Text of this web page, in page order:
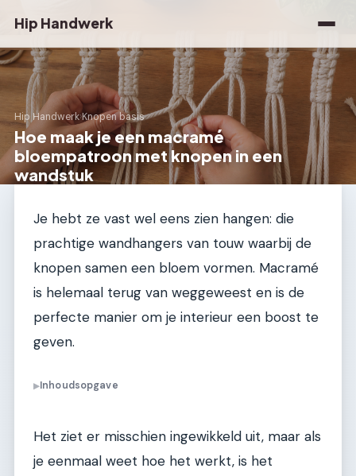
Hip Handwerk
Hip Handwerk›Knopen basis
Hoe maak je een macramé
bloempatroon met knopen in een
wandstuk
Je hebt ze vast wel eens zien hangen: die
prachtige wandhangers van touw waarbij de
knopen samen een bloem vormen. Macramé
is helemaal terug van weggeweest en is de
perfecte manier om je interieur een boost te
geven.
▶Inhoudsopgave
Het ziet er misschien ingewikkeld uit, maar als
je eenmaal weet hoe het werkt, is het